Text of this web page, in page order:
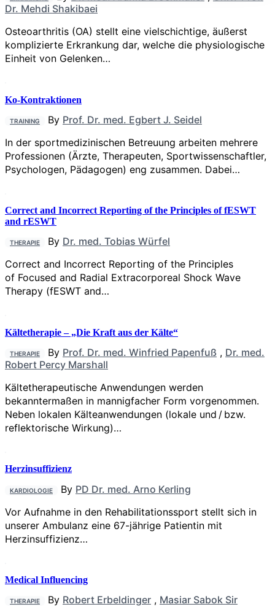
Dr. Mehdi Shakibaei
Osteoarthritis (OA) stellt eine vielschichtige, äußerst
komplizierte Erkrankung dar, welche die physiologische
Einheit von Gelenken…
Ko-Kontraktionen
TRAINING By Prof. Dr. med. Egbert J. Seidel
In der sportmedizinischen Betreuung arbeiten mehrere
Professionen (Ärzte, Therapeuten, Sportwissenschaftler,
Psychologen, Pädagogen) eng zusammen. Dabei…
Correct and Incorrect Reporting of the Principles of fESWT
and rESWT
THERAPIE By Dr. med. Tobias Würfel
Correct and Incorrect Reporting of the Principles
of Focused and Radial Extracorporeal Shock Wave
Therapy (fESWT and…
Kältetherapie – „Die Kraft aus der Kälte“
THERAPIE By Prof. Dr. med. Winfried Papenfuß , Dr. med.
Robert Percy Marshall
Kältetherapeutische Anwendungen werden
bekanntermaßen in mannigfacher Form vorgenommen.
Neben lokalen Kälteanwendungen (lokale und / bzw.
reflektorische Wirkung)…
Herzinsuffizienz
KARDIOLOGIE By PD Dr. med. Arno Kerling
Vor Aufnahme in den Rehabilitationssport stellt sich in
unserer Ambulanz eine 67-jährige Patientin mit
Herzinsuffizienz…
Medical Influencing
THERAPIE By Robert Erbeldinger , Masiar Sabok Sir